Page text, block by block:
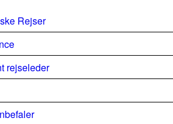
Rejser
rejseleder